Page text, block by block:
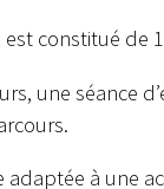
constitué de
une séance
adaptée à une